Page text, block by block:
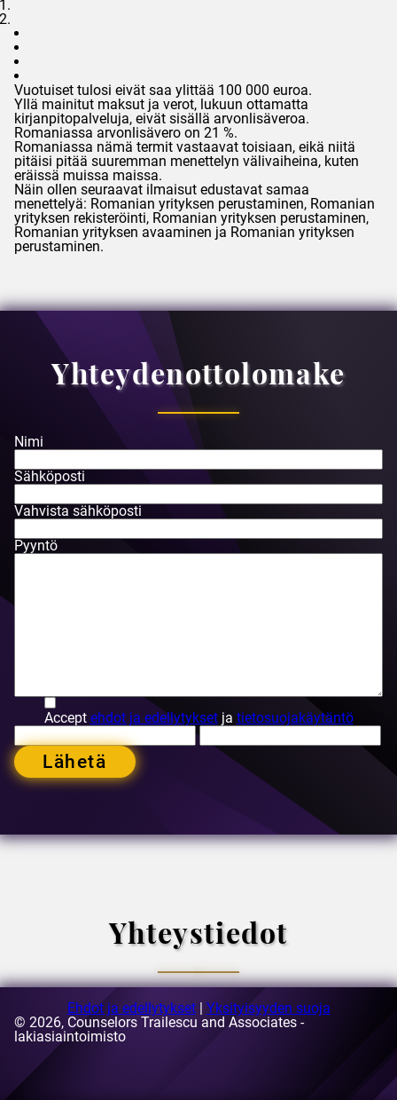
Vuotuiset tulosi eivät saa ylittää 100 000 euroa.
Yllä mainitut maksut ja verot, lukuun ottamatta
kirjanpitopalveluja, eivät sisällä arvonlisäveroa.
Romaniassa arvonlisävero on 21 %.
Romaniassa nämä termit vastaavat toisiaan, eikä niitä
pitäisi pitää suuremman menettelyn välivaiheina, kuten
eräissä muissa maissa.
Näin ollen seuraavat ilmaisut edustavat samaa
menettelyä: Romanian yrityksen perustaminen, Romanian
yrityksen rekisteröinti, Romanian yrityksen perustaminen,
Romanian yrityksen avaaminen ja Romanian yrityksen
perustaminen.
Yhteydenottolomake
Nimi
Sähköposti
Vahvista sähköposti
Pyyntö
Accept ehdot ja edellytyksetja tietosuojakäytäntö
Lähetä
Yhteystiedot
Sähköpostiosoite:
Osoite:63-69 Buzesti Street, rakennus A3, 5. kerros, sektori
1, Bukarest, Romania
Ehdot ja edellytykset| Yksityisyyden suoja
© 2026, Counselors Trailescu and Associates -
lakiasiaintoimisto